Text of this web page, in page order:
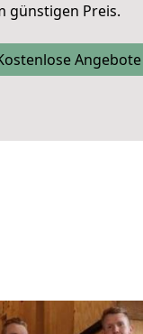
günstigen Preis.